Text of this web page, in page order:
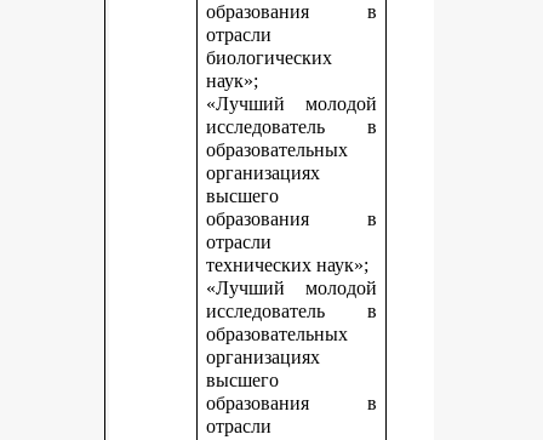
образования в
отрасли
биологических
наук»;
«Лучший молодой
исследователь в
образовательных
организациях
высшего
образования в
отрасли
технических наук»;
«Лучший молодой
исследователь в
образовательных
организациях
высшего
образования в
отрасли